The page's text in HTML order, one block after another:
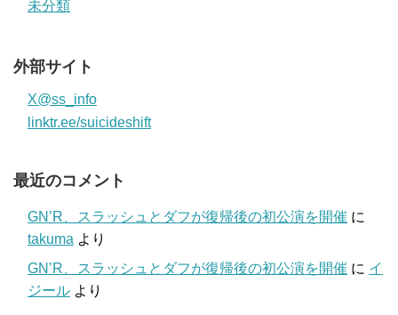
未分類
外部サイト
X@ss_info
linktr.ee/suicideshift
最近のコメント
GN’R、スラッシュとダフが復帰後の初公演を開催 に
takuma より
GN’R、スラッシュとダフが復帰後の初公演を開催 に イ
ジール より